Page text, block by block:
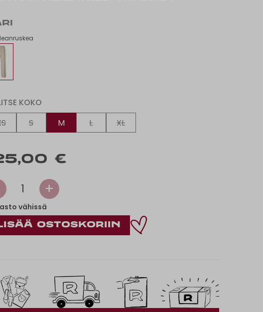
KOKO
S M L XL
€
1 +
vähissä